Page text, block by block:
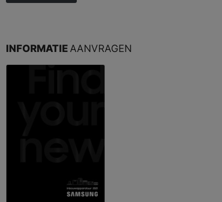
INFORMATIE AANVRAGEN